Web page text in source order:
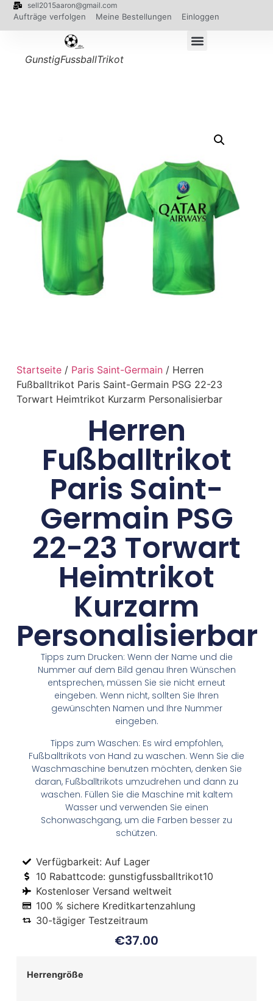
sell2015aaron@gmail.com
Aufträge verfolgen Meine Bestellungen Einloggen
GunstigFussballTrikot
Startseite/ Paris Saint-Germain/ Herren
Fußballtrikot Paris Saint-Germain PSG 22-23
Torwart Heimtrikot Kurzarm Personalisierbar
Herren
Fußballtrikot
Paris Saint-
Germain PSG
22-23 Torwart
Heimtrikot
Kurzarm
Personalisierbar
Tipps zum Drucken: Wenn der Name und die
Nummer auf dem Bild genau Ihren Wünschen
entsprechen, müssen Sie sie nicht erneut
eingeben. Wenn nicht, sollten Sie Ihren
gewünschten Namen und Ihre Nummer
eingeben.
Tipps zum Waschen: Es wird empfohlen,
Fußballtrikots von Hand zu waschen. Wenn Sie die
Waschmaschine benutzen möchten, denken Sie
daran, Fußballtrikots umzudrehen und dann zu
waschen. Füllen Sie die Maschine mit kaltem
Wasser und verwenden Sie einen
Schonwaschgang, um die Farben besser zu
schützen.
Verfügbarkeit: Auf Lager
10 Rabattcode: gunstigfussballtrikot10
Kostenloser Versand weltweit
100 % sichere Kreditkartenzahlung
30-tägiger Testzeitraum
€37.00
Herrengröße